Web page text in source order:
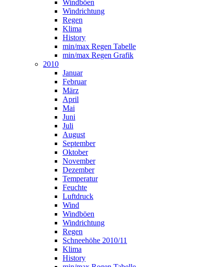
Windböen
Windrichtung
Regen
Klima
History
min/max Regen Tabelle
min/max Regen Grafik
2010
Januar
Februar
März
April
Mai
Juni
Juli
August
September
Oktober
November
Dezember
Temperatur
Feuchte
Luftdruck
Wind
Windböen
Windrichtung
Regen
Schneehöhe 2010/11
Klima
History